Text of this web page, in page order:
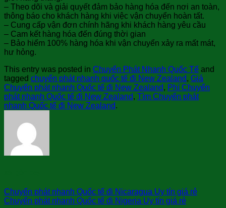
– Theo dõi và giải quyết đảm bảo hàng hóa đến nơi an toàn,
thông báo cho khách hàng khi việc vận chuyển hoàn tất.
– Cung cấp vận đơn chính hãng khi khách hàng yêu cầu
– Cam kết hàng hóa đến đúng thời gian
– Bảo hiểm 100% hàng hóa khi vận chuyển xảy ra mất mát,
hư hỏng.
This entry was posted in Chuyển Phát Nhanh Quốc Tế and
tagged chuyển phát nhanh quốc tế đi New Zealand, Giá
Chuyển phát nhanh Quốc tế đi New Zealand, Phí Chuyển
phát nhanh Quốc tế đi New Zealand, Tìm Chuyển phát
nhanh Quốc tế đi New Zealand.
Chuyển phát nhanh Quốc tế đi Nicaragua Uy tín giá rẻ
Chuyển phát nhanh Quốc tế đi Nigeria Uy tín giá rẻ